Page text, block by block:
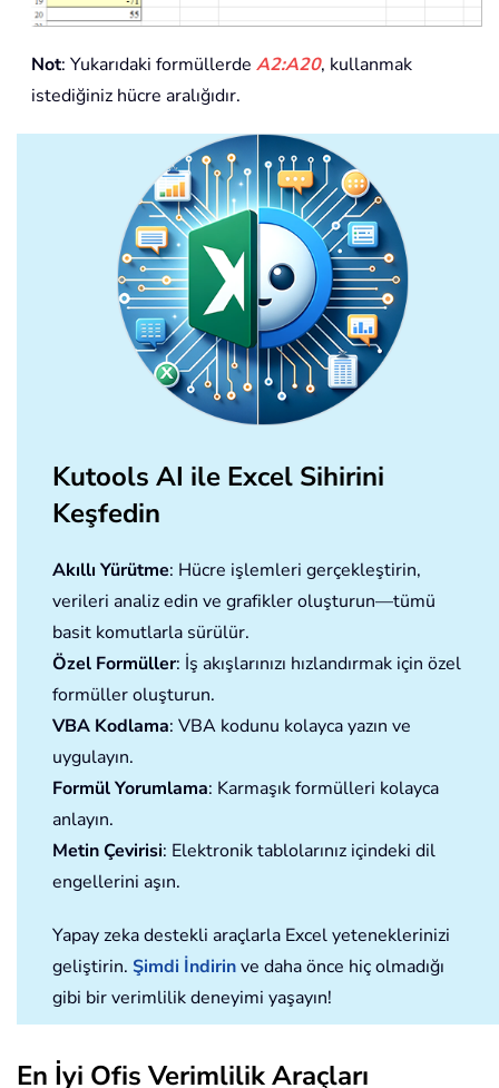
Not: Yukarıdaki formüllerde A2:A20, kullanmak
istediğiniz hücre aralığıdır.
Kutools AI ile Excel Sihirini
Keşfedin
Akıllı Yürütme: Hücre işlemleri gerçekleştirin,
verileri analiz edin ve grafikler oluşturun—tümü
basit komutlarla sürülür.
Özel Formüller: İş akışlarınızı hızlandırmak için özel
formüller oluşturun.
VBA Kodlama: VBA kodunu kolayca yazın ve
uygulayın.
Formül Yorumlama: Karmaşık formülleri kolayca
anlayın.
Metin Çevirisi: Elektronik tablolarınız içindeki dil
engellerini aşın.
Yapay zeka destekli araçlarla Excel yeteneklerinizi
geliştirin. Şimdi İndirinve daha önce hiç olmadığı
gibi bir verimlilik deneyimi yaşayın!
En İyi Ofis Verimlilik Araçları